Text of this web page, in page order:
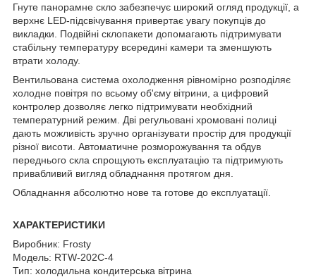
Гнуте панорамне скло забезпечує широкий огляд продукції, а
верхнє LED-підсвічування привертає увагу покупців до
викладки. Подвійні склопакети допомагають підтримувати
стабільну температуру всередині камери та зменшують
втрати холоду.
Вентильована система охолодження рівномірно розподіляє
холодне повітря по всьому об'єму вітрини, а цифровий
контролер дозволяє легко підтримувати необхідний
температурний режим. Дві регульовані хромовані полиці
дають можливість зручно організувати простір для продукції
різної висоти. Автоматичне розморожування та обдув
переднього скла спрощують експлуатацію та підтримують
привабливий вигляд обладнання протягом дня.
Обладнання абсолютно нове та готове до експлуатації.
ХАРАКТЕРИСТИКИ
Виробник: Frosty
Модель: RTW-202C-4
Тип: холодильна кондитерська вітрина